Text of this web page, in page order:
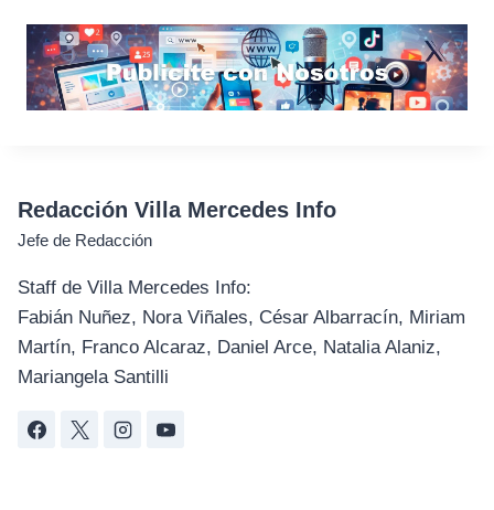
Redacción Villa Mercedes Info
Jefe de Redacción
Staff de Villa Mercedes Info:
Fabián Nuñez, Nora Viñales, César Albarracín, Miriam
Martín, Franco Alcaraz, Daniel Arce, Natalia Alaniz,
Mariangela Santilli